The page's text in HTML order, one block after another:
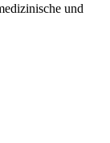
und